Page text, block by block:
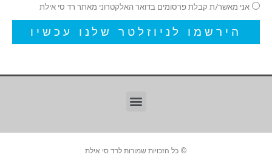
אני מאשר/ת קבלת פרסומים בדואר האלקטרוני מאתר רד סי אילת
הירשמו לניוזלטר שלנו עכשיו
© כל הזכויות שמורות לרד סי אילת